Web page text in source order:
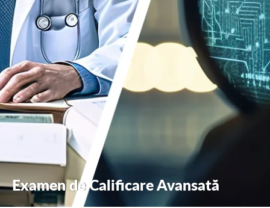
Examen de Calificare Avansată